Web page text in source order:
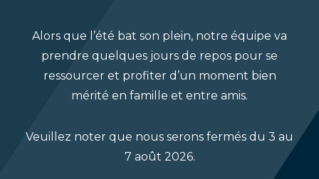
constamment pour nos clients et les uns
pour les autres.
Notre culture est véritablement
environnement de travail propice qui
favorise l’apprentissage et le
Alors que l’été bat son plein, notre équipe va
prendre quelques jours de repos pour se
ressourcer et profiter d’un moment bien
mérité en famille et entre amis.
Veuillez noter que nous serons fermés du 3 au
7 août 2026.